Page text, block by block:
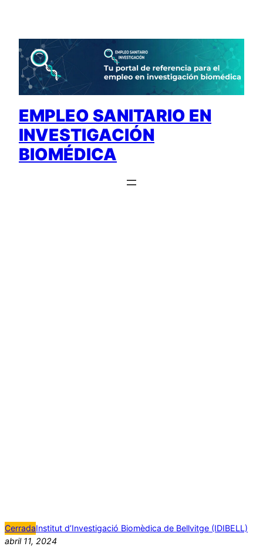
contenido
EMPLEO SANITARIO EN
INVESTIGACIÓN
BIOMÉDICA
CerradaInstitut d’Investigació Biomèdica de Bellvitge (IDIBELL)
abril 11, 2024